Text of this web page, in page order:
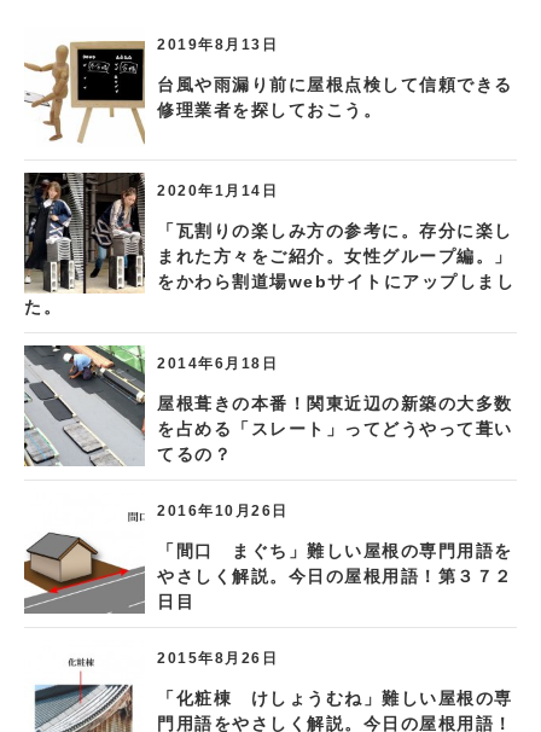
2019年8月13日
台風や雨漏り前に屋根点検して信頼できる
修理業者を探しておこう。
2020年1月14日
「瓦割りの楽しみ方の参考に。存分に楽し
まれた方々をご紹介。女性グループ編。」
をかわら割道場webサイトにアップしまし
た。
2014年6月18日
屋根葺きの本番！関東近辺の新築の大多数
を占める「スレート」ってどうやって葺い
てるの？
2016年10月26日
「間口 まぐち」難しい屋根の専門用語を
やさしく解説。今日の屋根用語！第３７２
日目
2015年8月26日
「化粧棟 けしょうむね」難しい屋根の専
門用語をやさしく解説。今日の屋根用語！